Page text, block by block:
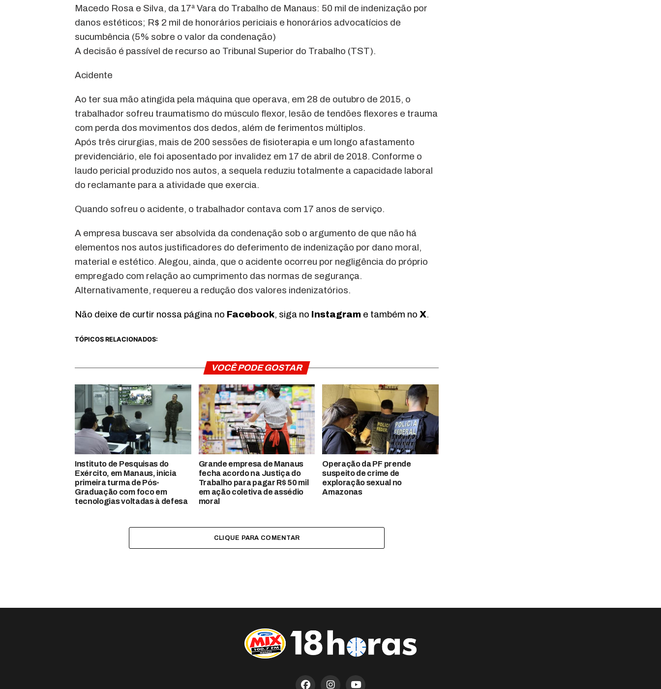
Macedo Rosa e Silva, da 17ª Vara do Trabalho de Manaus: 50 mil de indenização por
danos estéticos; R$ 2 mil de honorários periciais e honorários advocatícios de
sucumbência (5% sobre o valor da condenação)
A decisão é passível de recurso ao Tribunal Superior do Trabalho (TST).
Acidente
Ao ter sua mão atingida pela máquina que operava, em 28 de outubro de 2015, o
trabalhador sofreu traumatismo do músculo flexor, lesão de tendões flexores e trauma
com perda dos movimentos dos dedos, além de ferimentos múltiplos.
Após três cirurgias, mais de 200 sessões de fisioterapia e um longo afastamento
previdenciário, ele foi aposentado por invalidez em 17 de abril de 2018. Conforme o
laudo pericial produzido nos autos, a sequela reduziu totalmente a capacidade laboral
do reclamante para a atividade que exercia.
Quando sofreu o acidente, o trabalhador contava com 17 anos de serviço.
A empresa buscava ser absolvida da condenação sob o argumento de que não há
elementos nos autos justificadores do deferimento de indenização por dano moral,
material e estético. Alegou, ainda, que o acidente ocorreu por negligência do próprio
empregado com relação ao cumprimento das normas de segurança.
Alternativamente, requereu a redução dos valores indenizatórios.
Não deixe de curtir nossa página no Facebook, siga no Instagram e também no X.
TÓPICOS RELACIONADOS:
VOCÊ PODE GOSTAR
Instituto de Pesquisas do
Exército, em Manaus, inicia
primeira turma de Pós-
Graduação com foco em
tecnologias voltadas à defesa
Grande empresa de Manaus
fecha acordo na Justiça do
Trabalho para pagar R$ 50 mil
em ação coletiva de assédio
moral
Operação da PF prende
suspeito de crime de
exploração sexual no
Amazonas
CLIQUE PARA COMENTAR